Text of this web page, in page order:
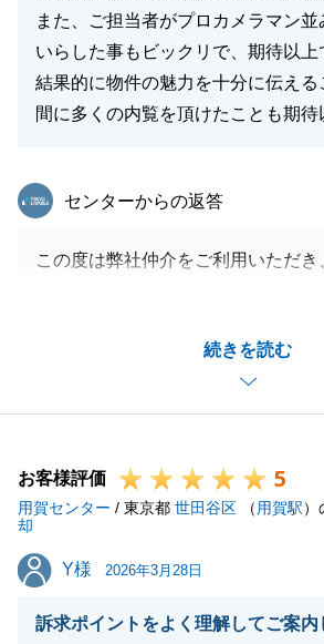
また、ご担当者がプロカメラマン
いらした事もビックリで、期待以上
結果的に物件の魅力を十分に伝える
間に多くの内覧を頂けたことも期待
続きを読む
東急リバブル
センターからの返答
この度は弊社仲介をご利用いただき
K様にはいつも快くご対応いただき
度においしいお茶までご用意くだ
お会いできるのが毎回楽しみでござ
引き続き、不動産のことで何かご
今後とも何卒よろしくお願い申し上
お客様評価 5
用賀センター / 東京都 世田谷区 （ 用賀駅）
却
Y様
Y様 2026年3月28日
訴求ポイントをよく理解してご案内